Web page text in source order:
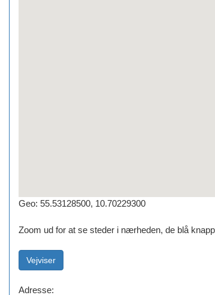
Geo: 55.53128500, 10.70229300
Zoom ud for at se steder i nærheden, de blå
Adresse: